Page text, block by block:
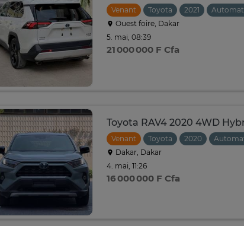
Venant Toyota 2021
Ouest foire, Dakar
5. mai, 08:39
21 000 000 F Cfa
Toyota RAV4 2020 4WD
Venant Toyota 2020
Dakar, Dakar
4. mai, 11:26
16 000 000 F Cfa